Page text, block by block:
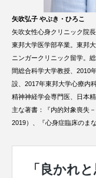
矢吹弘子 やぶき・ひろこ
矢吹女性心身クリニック院長
東邦大学医学部卒業。東邦
ニンガークリニック留学。
間総合科学大学教授、2010
設、2017年東邦大学心療内
精神神経学会専門医、日本
主な著書：『内的対象喪失
2019）、『心身症臨床のま